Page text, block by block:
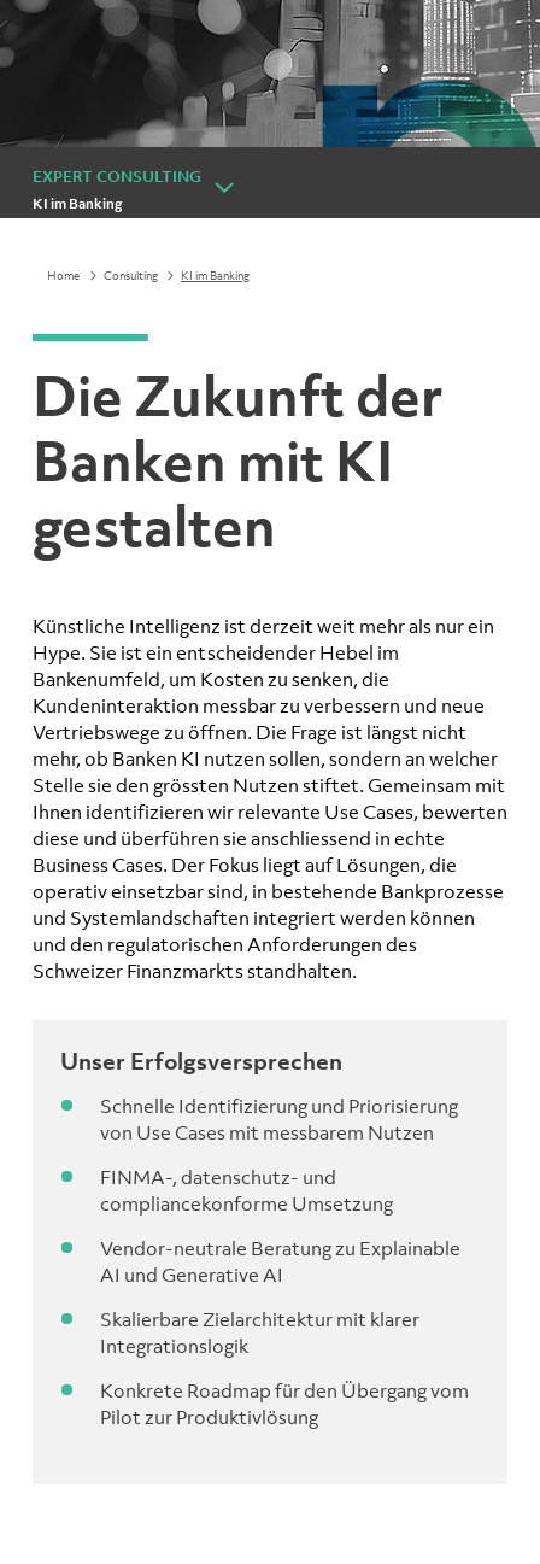
EXPERT CONSULTING
KI im Banking
Home Consulting KI im Banking
Die Zukunft der
Banken mit KI
gestalten
Künstliche Intelligenz ist derzeit weit mehr als nur ein
Hype. Sie ist ein entscheidender Hebel im
Bankenumfeld, um Kosten zu senken, die
Kundeninteraktion messbar zu verbessern und neue
Vertriebswege zu öffnen. Die Frage ist längst nicht
mehr, ob Banken KI nutzen sollen, sondern an welcher
Stelle sie den grössten Nutzen stiftet. Gemeinsam mit
Ihnen identifizieren wir relevante Use Cases, bewerten
diese und überführen sie anschliessend in echte
Business Cases. Der Fokus liegt auf Lösungen, die
operativ einsetzbar sind, in bestehende Bankprozesse
und Systemlandschaften integriert werden können
und den regulatorischen Anforderungen des
Schweizer Finanzmarkts standhalten.
Unser Erfolgsversprechen
Schnelle Identifizierung und Priorisierung
von Use Cases mit messbarem Nutzen
FINMA-, datenschutz- und
compliancekonforme Umsetzung
Vendor-neutrale Beratung zu Explainable
AI und Generative AI
Skalierbare Zielarchitektur mit klarer
Integrationslogik
Konkrete Roadmap für den Übergang vom
Pilot zur Produktivlösung